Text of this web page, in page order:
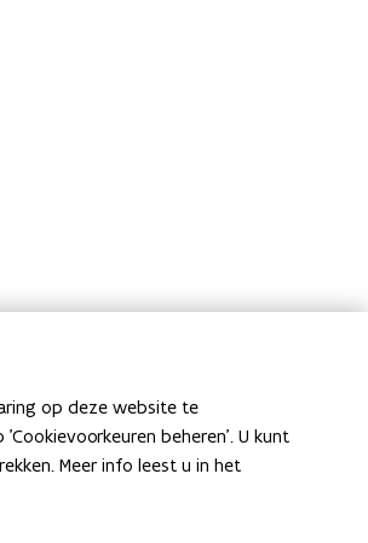
op deze website te
beheren'. U kunt
Meer info leest u in het